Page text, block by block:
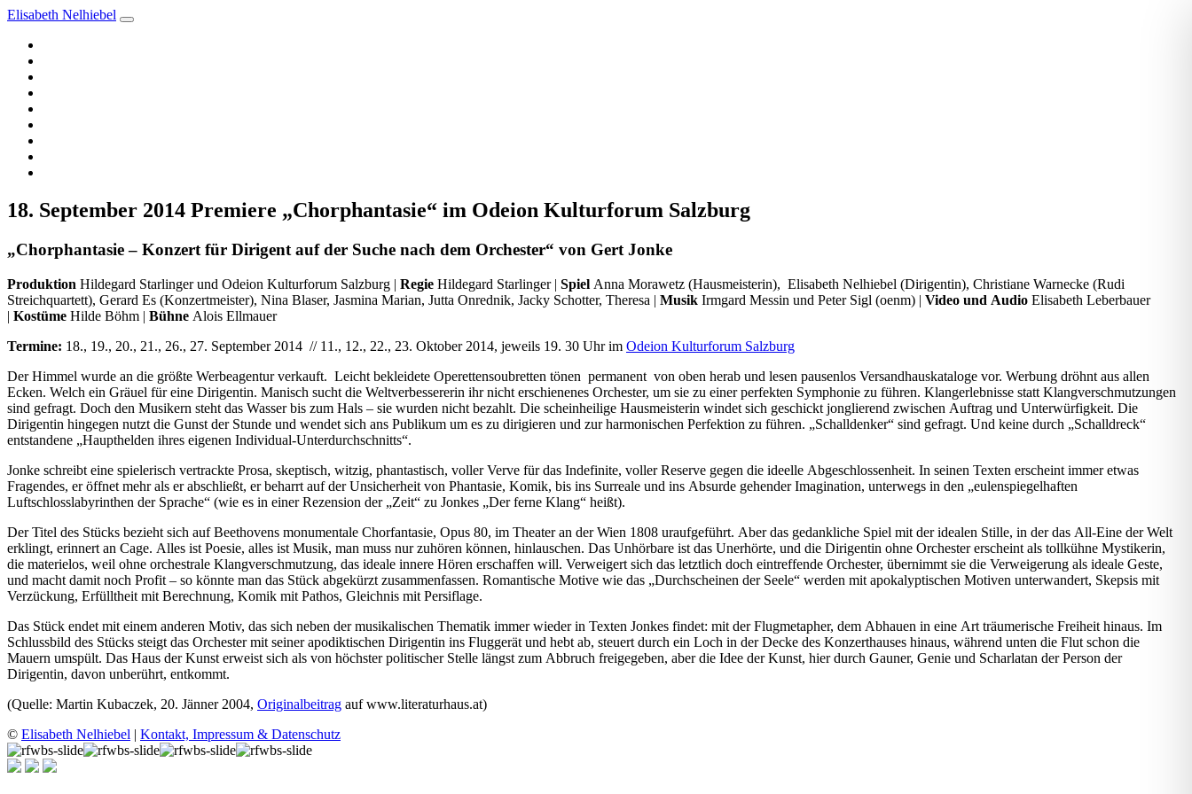
Elisabeth Nelhiebel
18. September 2014 Premiere „Chorphantasie“ im Odeion Kulturforum Salzburg
„Chorphantasie – Konzert für Dirigent auf der Suche nach dem Orchester“ von Gert Jonke
Produktion Hildegard Starlinger und Odeion Kulturforum Salzburg | Regie Hildegard Starlinger | Spiel Anna Morawetz (Hausmeisterin), Elisabeth Nelhiebel (Dirigentin), Christiane Warnecke (Rudi
Streichquartett), Gerard Es (Konzertmeister), Nina Blaser, Jasmina Marian, Jutta Onrednik, Jacky Schotter, Theresa | Musik Irmgard Messin und Peter Sigl (oenm) | Video und Audio Elisabeth Leberbauer
| Kostüme Hilde Böhm | Bühne Alois Ellmauer
Termine: 18., 19., 20., 21., 26., 27. September 2014 // 11., 12., 22., 23. Oktober 2014, jeweils 19. 30 Uhr im Odeion Kulturforum Salzburg
Der Himmel wurde an die größte Werbeagentur verkauft. Leicht bekleidete Operettensoubretten tönen permanent von oben herab und lesen pausenlos Versandhauskataloge vor. Werbung dröhnt aus allen
Ecken. Welch ein Gräuel für eine Dirigentin. Manisch sucht die Weltverbessererin ihr nicht erschienenes Orchester, um sie zu einer perfekten Symphonie zu führen. Klangerlebnisse statt Klangverschmutzungen
sind gefragt. Doch den Musikern steht das Wasser bis zum Hals – sie wurden nicht bezahlt. Die scheinheilige Hausmeisterin windet sich geschickt jonglierend zwischen Auftrag und Unterwürfigkeit. Die
Dirigentin hingegen nutzt die Gunst der Stunde und wendet sich ans Publikum um es zu dirigieren und zur harmonischen Perfektion zu führen. „Schalldenker“ sind gefragt. Und keine durch „Schalldreck“
entstandene „Haupthelden ihres eigenen Individual-Unterdurchschnitts“.
Jonke schreibt eine spielerisch vertrackte Prosa, skeptisch, witzig, phantastisch, voller Verve für das Indefinite, voller Reserve gegen die ideelle Abgeschlossenheit. In seinen Texten erscheint immer etwas
Fragendes, er öffnet mehr als er abschließt, er beharrt auf der Unsicherheit von Phantasie, Komik, bis ins Surreale und ins Absurde gehender Imagination, unterwegs in den „eulenspiegelhaften
Luftschlosslabyrinthen der Sprache“ (wie es in einer Rezension der „Zeit“ zu Jonkes „Der ferne Klang“ heißt).
Der Titel des Stücks bezieht sich auf Beethovens monumentale Chorfantasie, Opus 80, im Theater an der Wien 1808 uraufgeführt. Aber das gedankliche Spiel mit der idealen Stille, in der das All-Eine der Welt
erklingt, erinnert an Cage. Alles ist Poesie, alles ist Musik, man muss nur zuhören können, hinlauschen. Das Unhörbare ist das Unerhörte, und die Dirigentin ohne Orchester erscheint als tollkühne Mystikerin,
die materielos, weil ohne orchestrale Klangverschmutzung, das ideale innere Hören erschaffen will. Verweigert sich das letztlich doch eintreffende Orchester, übernimmt sie die Verweigerung als ideale Geste,
und macht damit noch Profit – so könnte man das Stück abgekürzt zusammenfassen. Romantische Motive wie das „Durchscheinen der Seele“ werden mit apokalyptischen Motiven unterwandert, Skepsis mit
Verzückung, Erfülltheit mit Berechnung, Komik mit Pathos, Gleichnis mit Persiflage.
Das Stück endet mit einem anderen Motiv, das sich neben der musikalischen Thematik immer wieder in Texten Jonkes findet: mit der Flugmetapher, dem Abhauen in eine Art träumerische Freiheit hinaus. Im
Schlussbild des Stücks steigt das Orchester mit seiner apodiktischen Dirigentin ins Fluggerät und hebt ab, steuert durch ein Loch in der Decke des Konzerthauses hinaus, während unten die Flut schon die
Mauern umspült. Das Haus der Kunst erweist sich als von höchster politischer Stelle längst zum Abbruch freigegeben, aber die Idee der Kunst, hier durch Gauner, Genie und Scharlatan der Person der
Dirigentin, davon unberührt, entkommt.
(Quelle: Martin Kubaczek, 20. Jänner 2004, Originalbeitrag auf www.literaturhaus.at)
© Elisabeth Nelhiebel | Kontakt, Impressum & Datenschutz